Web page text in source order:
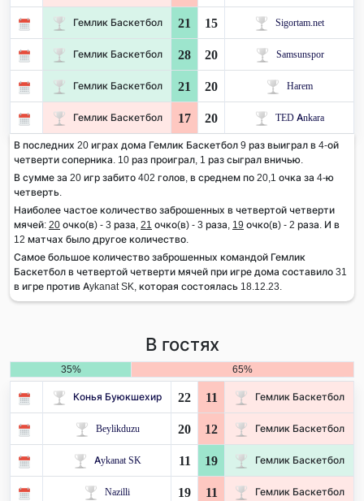
Гемлик Баскетбол 21 15 Sigortam.net
Гемлик Баскетбол 28 20 Samsunspor
Гемлик Баскетбол 21 20 Harem
Гемлик Баскетбол 17 20 TED Ankara
В последних 20 играх дома Гемлик Баскетбол 9 раз выиграл в 4-ой
четверти соперника. 10 раз проиграл, 1 раз сыграл вничью.
В сумме за 20 игр забито 402 голов, в среднем по 20,1 очка за 4-ю
четверть.
Наиболее частое количество заброшенных в четвертой четверти
мячей: 20 очко(в) - 3 раза, 21 очко(в) - 3 раза, 19 очко(в) - 2 раза. И в
12 матчах было другое количество.
Самое большое количество заброшенных командой Гемлик
Баскетбол в четвертой четверти мячей при игре дома составило 31
в игре против Aykanat SK, которая состоялась 18.12.23.
В гостях
35% 65%
Конья Буюкшехир 22 11 Гемлик Баскетбол
Beylikduzu 20 12 Гемлик Баскетбол
Aykanat SK 11 19 Гемлик Баскетбол
Nazilli 19 11 Гемлик Баскетбол